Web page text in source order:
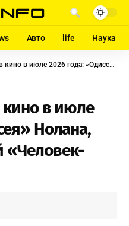
Авто life Наука
года: «Одиссея» Нолана, «Ваяна» и новый «Человек-паук»
кино в июле
Нолана,
«Человек-